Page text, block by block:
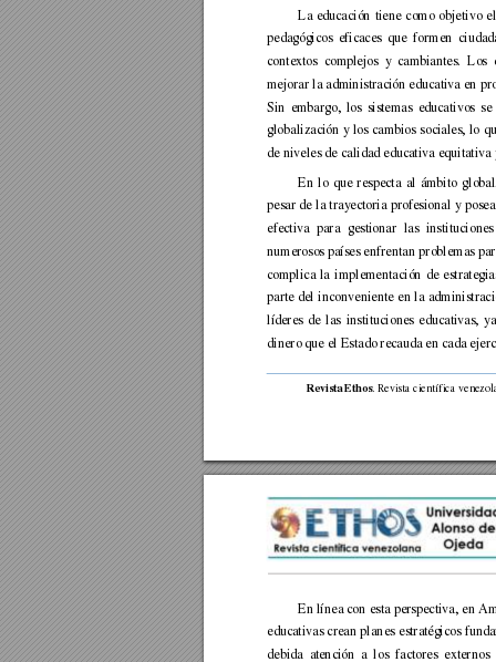
Revista Ethos. Revista científica
La educación tiene como objetivo
pedagógicos eficaces que formen
contextos complejos y cambiantes. Los
mejorar la administración educativa en p
Sin
embargo, los sistemas educativos se
globalización y los cambios sociales, lo
de niveles de calidad educativa
En lo que respecta al ámbito
pesar de la trayectoria profesional y
efectiva para gestionar las instituciones
numerosos países enfrentan problemas p
complica la implementación de
parte del inconveniente en la
líderes de las instituciones educativas,
dinero que el Estado recauda en cada
En línea con esta perspectiva, en
educativas crean planes estratégicos
debida
atención a los factores externos